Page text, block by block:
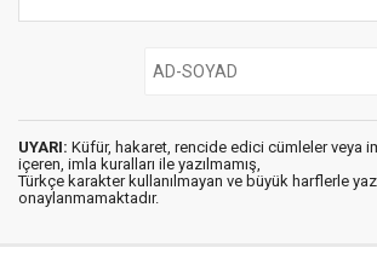
UYARI: Küfür, hakaret, rencide edici cümleler veya
içeren, imla kuralları ile yazılmamış,
Türkçe karakter kullanılmayan ve büyük harflerle
onaylanmamaktadır.